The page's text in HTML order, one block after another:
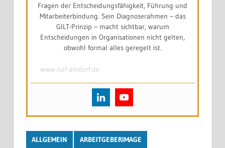
Fragen der Entscheidungsfähigkeit, Führung und
Mitarbeiterbindung. Sein Diagnoserahmen – das
GILT-Prinzip – macht sichtbar, warum
Entscheidungen in Organisationen nicht gelten,
obwohl formal alles geregelt ist.
www.rolf-dindorf.de
ALLGEMEIN ARBEITGEBERIMAGE